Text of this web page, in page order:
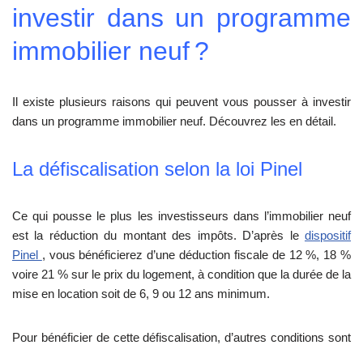
investir dans un programme
immobilier neuf ?
Il existe plusieurs raisons qui peuvent vous pousser à investir
dans un programme immobilier neuf. Découvrez les en détail.
La défiscalisation selon la loi Pinel
Ce qui pousse le plus les investisseurs dans l’immobilier neuf
est la réduction du montant des impôts. D’après le dispositif
Pinel , vous bénéficierez d’une déduction fiscale de 12 %, 18 %
voire 21 % sur le prix du logement, à condition que la durée de la
mise en location soit de 6, 9 ou 12 ans minimum.
Pour bénéficier de cette défiscalisation, d’autres conditions sont